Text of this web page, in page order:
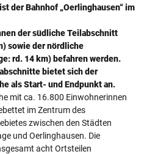
der Bahnhof „Oerlinghausen“ im
der südliche Teilabschnitt
sowie der nördliche
rd. 14 km) befahren werden.
bietet sich der
als Start- und Endpunkt an.
mit ca. 16.800 Einwohnerinnen
im Zentrum des
zwischen den Städten
und Oerlinghausen. Die
acht Ortsteilen